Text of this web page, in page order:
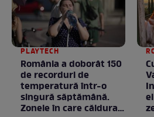
PLAYTECH
România a doborât 150
de recorduri de
temperatură într-o
singură săptămână.
Zonele în care căldura a